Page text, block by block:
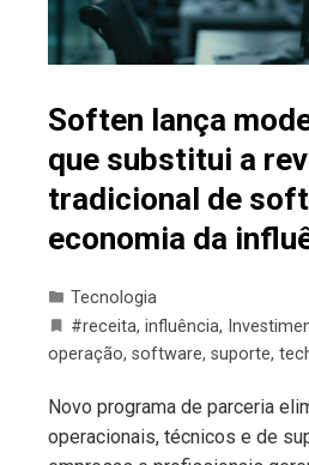
Soften lança
que substitui a
tradicional de
economia da
Tecnologia
#receita, influência,
operação, software, suporte,
Novo programa de parceria
operacionais, técnicos e de